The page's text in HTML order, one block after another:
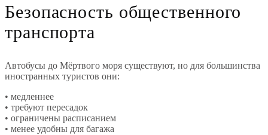
Безопасность общественного
транспорта
Автобусы до Мёртвого моря существуют, но для большинства
иностранных туристов они:
• медленнее
• требуют пересадок
• ограничены расписанием
• менее удобны для багажа